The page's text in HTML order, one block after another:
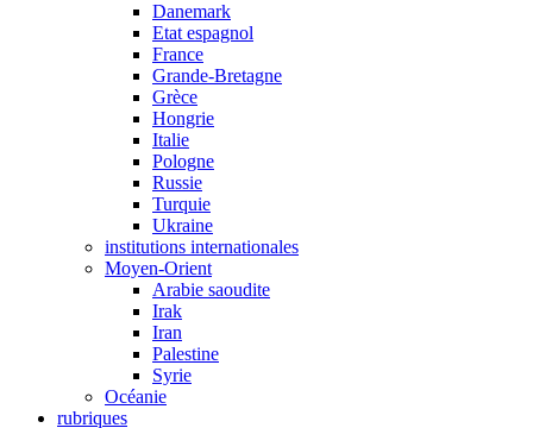
Danemark
Etat espagnol
France
Grande-Bretagne
Grèce
Hongrie
Italie
Pologne
Russie
Turquie
Ukraine
institutions internationales
Moyen-Orient
Arabie saoudite
Irak
Iran
Palestine
Syrie
Océanie
rubriques